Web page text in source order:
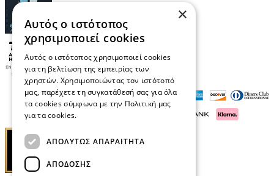
×
Αυτός ο ιστότοπος
χρησιμοποιεί cookies
Αυτός ο ιστότοπος χρησιμοποιεί cookies
για τη βελτίωση της εμπειρίας των
χρηστών. Χρησιμοποιώντας τον ιστότοπό
μας, παρέχετε τη συγκατάθεσή σας για όλα
τα cookies σύμφωνα με την Πολιτική μας
για τα cookies.
ΑΠΟΛΎΤΩΣ ΑΠΑΡΑΊΤΗΤΑ
ΑΠΌΔΟΣΗΣ